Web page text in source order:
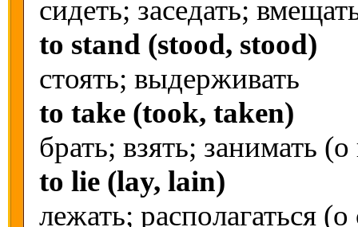
сидеть; заседать;
to stand (stood, stood)
стоять; выдерживать
to take (took, taken)
брать; взять; занимать
to lie (lay, lain)
лежать; располагаться (о